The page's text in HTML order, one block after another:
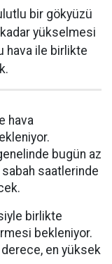
bir gökyüzü
kadar yükselmesi
hava ile birlikte
hava
bugün az
saatlerinde
birlikte
bekleniyor.
derece, en yüksek